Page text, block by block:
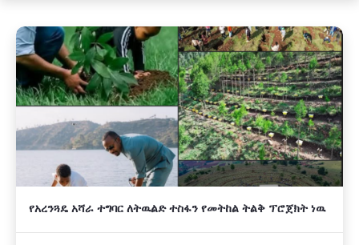
አዲስ
የአረንጓዴ አሻራ ተግባር ለትዉልድ ተስፋን የመትከል ትልቅ ፕሮጀክት ነዉ